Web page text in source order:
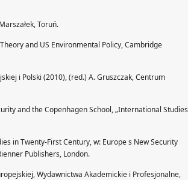
Toruń.
and US Environmental Policy, Cambridge
i Polski (2010), (red.) A. Gruszczak, Centrum
and the Copenhagen School, „International Studies
in Twenty-First Century, w: Europe s New Security
Publishers, London.
Wydawnictwa Akademickie i Profesjonalne,